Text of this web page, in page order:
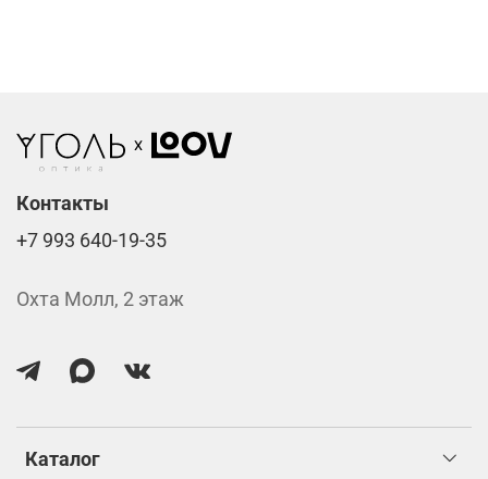
Каталог
Контакты
+7 993 640-19-35
Охта Молл, 2 этаж